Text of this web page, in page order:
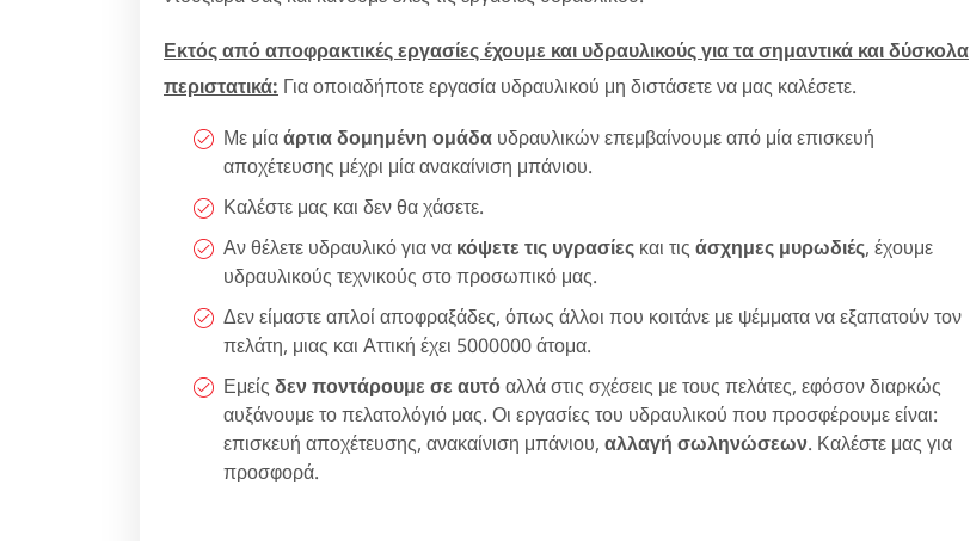
Εκτός από αποφρακτικές εργασίες έχουμε και υδραυλικούς για τα σημαντικά και δύσκολα
περιστατικά: Για οποιαδήποτε εργασία υδραυλικού μη διστάσετε να μας καλέσετε.
Με μίαάρτια δομημένη ομάδα υδραυλικών επεμβαίνουμε από μία επισκευή
αποχέτευσης μέχρι μία ανακαίνιση μπάνιου.
Καλέστε μας και δεν θα χάσετε.
Αν θέλετε υδραυλικό για να κόψετε τις υγρασίες και τις άσχημες μυρωδιές, έχουμε
υδραυλικούς τεχνικούς στο προσωπικό μας.
Δεν είμαστε απλοί αποφραξάδες, όπως άλλοι που κοιτάνε με ψέμματα να εξαπατούν τον
πελάτη, μιας και Αττική έχει 5000000 άτομα.
Εμείς δεν ποντάρουμε σε αυτόαλλά στις σχέσεις με τους πελάτες, εφόσον διαρκώς
αυξάνουμε το πελατολόγιό μας. Οι εργασίες του υδραυλικού που προσφέρουμε είναι:
επισκευή αποχέτευσης, ανακαίνιση μπάνιου, αλλαγή σωληνώσεων. Καλέστε μας για
προσφορά.